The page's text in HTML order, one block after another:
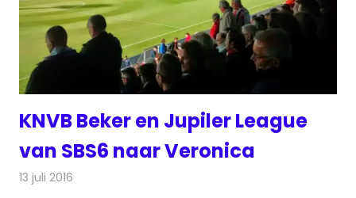
KNVB Beker en Jupiler League
van SBS6 naar Veronica
13 juli 2016